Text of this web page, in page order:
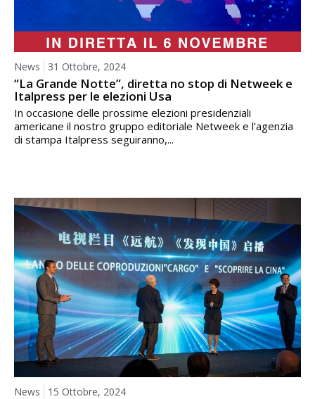
News 31 Ottobre, 2024
“La Grande Notte”, diretta no stop di Netweek e
Italpress per le elezioni Usa
In occasione delle prossime elezioni presidenziali
americane il nostro gruppo editoriale Netweek e l’agenzia
di stampa Italpress seguiranno,...
News 15 Ottobre, 2024